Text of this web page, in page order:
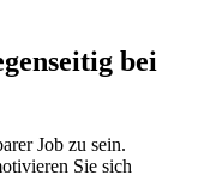
bei
Job zu sein.
Sie sich